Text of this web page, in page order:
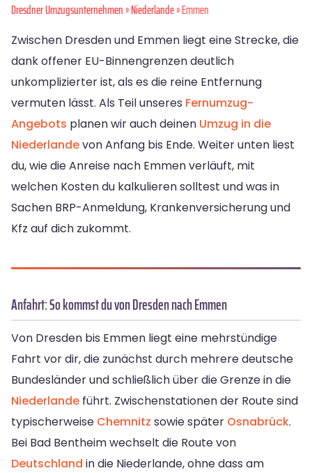
Dresdner Umzugsunternehmen»Niederlande» Emmen
Zwischen Dresden und Emmen liegt eine Strecke, die
dank offener EU-Binnengrenzen deutlich
unkomplizierter ist, als es die reine Entfernung
vermuten lässt. Als Teil unseres Fernumzug-
Angebots planen wir auch deinen Umzug in die
Niederlandevon Anfang bis Ende. Weiter unten liest
du, wie die Anreise nach Emmen verläuft, mit
welchen Kosten du kalkulieren solltest und was in
Sachen BRP-Anmeldung, Krankenversicherung und
Kfz auf dich zukommt.
Anfahrt: So kommst du von Dresden nach Emmen
Von Dresden bis Emmen liegt eine mehrstündige
Fahrt vor dir, die zunächst durch mehrere deutsche
Bundesländer und schließlich über die Grenze in die
Niederlande führt. Zwischenstationen der Route sind
typischerweise Chemnitz sowie später Osnabrück.
Bei Bad Bentheim wechselt die Route von
Deutschland in die Niederlande, ohne dass am